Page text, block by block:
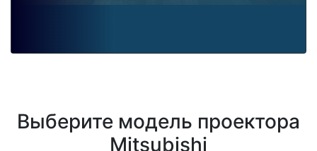
Выберите модель проектора
Mitsubishi